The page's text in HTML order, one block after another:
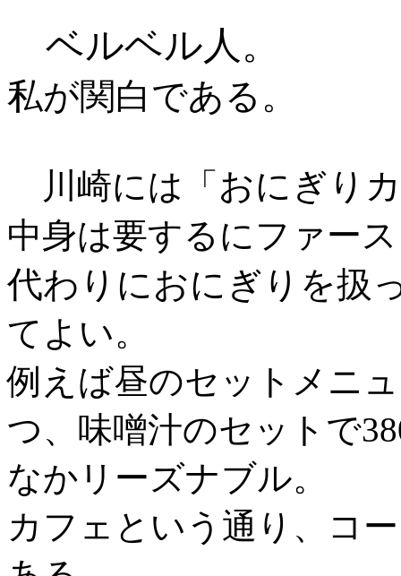
ベルベル人。
私が関白である。
川崎には「 おにぎり
中身は要するにファー
代わりにおにぎりを扱
てよい。
例えば昼のセットメニ
つ、味噌汁のセットで
なかリーズナブル。
カフェという通り、コ